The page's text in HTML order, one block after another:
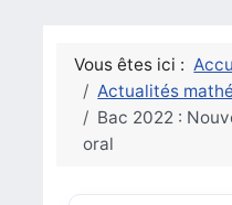
Vous êtes ici :
Actualités
Bac 2022 :
oral